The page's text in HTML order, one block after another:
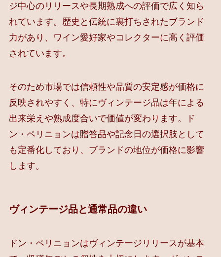
ジ中心のリリースや長期熟成への評価で広く知ら
れています。歴史と伝統に裏打ちされたブランド
力があり、ワイン愛好家やコレクターに高く評価
されています。
そのため市場では信頼性や品質の安定感が価格に
反映されやすく、特にヴィンテージ品は年による
出来栄えや熟成度合いで価値が変わります。ド
ン・ペリニョンは贈答品や記念日の選択肢として
も定番化しており、ブランドの地位が価格に影響
します。
ヴィンテージ品と通常品の違い
ドン・ペリニョンはヴィンテージリリースが基本